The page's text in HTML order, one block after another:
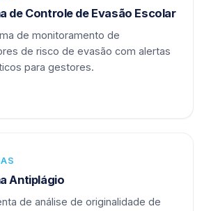
de Controle de Evasão Escolar
de monitoramento de
de risco de evasão com alertas
para gestores.
Antiplágio
de análise de originalidade de